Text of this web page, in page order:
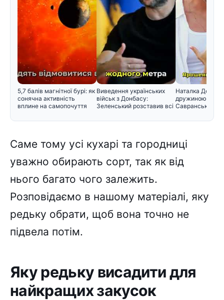
5,7 балів магнітної бурі: як
сонячна активність
вплине на самопочуття
Виведення українських
військ з Донбасу:
Зеленський розставив всі
Наталка
дружиною Юрія
Савранського
Саме тому усі кухарі та городниці
уважно обирають сорт, так як від
нього багато чого залежить.
Розповідаємо в нашому матеріалі, яку
редьку обрати, щоб вона точно не
підвела потім.
Яку редьку висадити для
найкращих закусок